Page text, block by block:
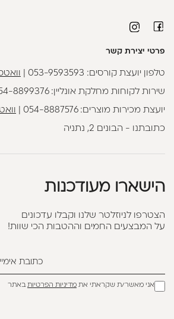
פרטי יצירת קשר
טלפון יועצת קורסים: 053-9593593
שירות לקוחות מחלקת אונליין:8899376
יועצת מכירות מוצרים:054-8887576
כתובתנו - הבונים 2, נתניה
הישארו מעודכנות
הצטרפו לניוזלטר שלנו וקבלו עדכונים
על המבצעים החמים וההטבות הכי שוות!
אני מאשר/ת שקראתי את מדיניות הפרטיותבאתר